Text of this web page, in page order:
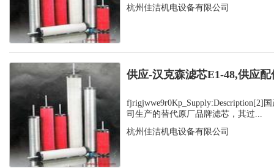
杭州佳洁机电设备有限公司
供应-汉克森滤芯E1-48,供应配
fjrigjwwe9r0Kp_Supply:Description[2]
司生产的替代原厂品牌滤芯，其过...
杭州佳洁机电设备有限公司